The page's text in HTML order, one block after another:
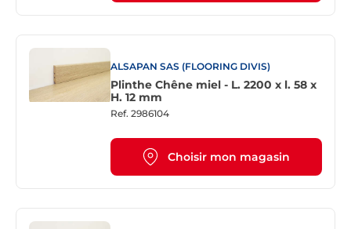
ALSAPAN SAS (FLOORING DIVIS)
Plinthe Chêne miel - L. 2200 x l. 58 x
H. 12 mm
Ref. 2986104
Choisir mon magasin